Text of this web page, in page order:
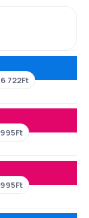
722Ft
995Ft
995Ft